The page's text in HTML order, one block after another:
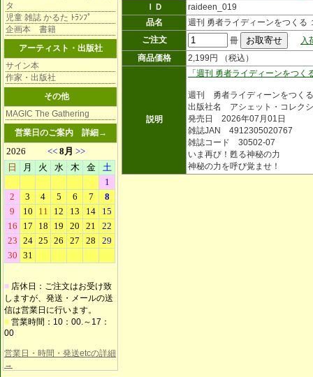
タ
児童 雑誌 かるた ﾄﾗﾝﾌﾟ
企画本 書籍
アーティスト・出版社
サイン本
作家・出版社
その他
MAGIC The Gathering
営業日のご案内 詳細→
■ 店休日：ご注文はお受け致
しますが、発送・メールの送
信は営業日に行います。
■ 営業時間：10：00.～17：
00
営業日・時間・発送etcの詳細
→
ＩＤ
raideen_019
品名
週刊 勇者ライディーンをつくる
ご注文
冊
入
商品価格
2,199円 （税込）
説明
「週刊 勇者ライディーンをつく
週刊 勇者ライディーンをつく
出版社名 アシェット・コレク
発売日 2026年07月01日
雑誌JAN 4912305020767
雑誌コード 30502-07
いま再び！甦る神秘の力
神秘の力を呼び覚ませ！